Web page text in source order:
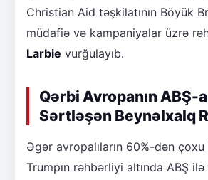
Christian Aid təşkilatının Böyük
müdafiə və kampaniyalar üzrə
Larbie vurğulayıb.
Qərbi Avropanın ABŞ-a
Sərtləşən Beynəlxalq
Əgər avropalıların 60%-dən
Trumpın rəhbərliyi altında ABŞ